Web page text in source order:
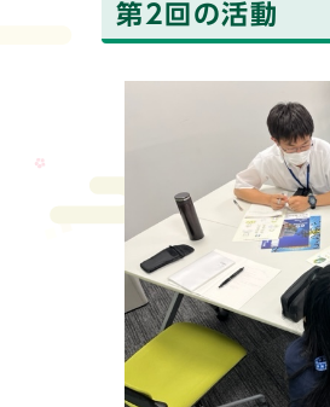
第2回の活動